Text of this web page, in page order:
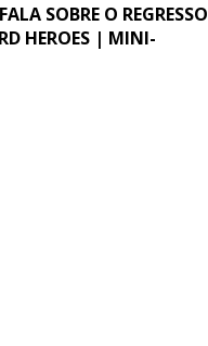
SOBRE O REGRESSO
HEROES | MINI-